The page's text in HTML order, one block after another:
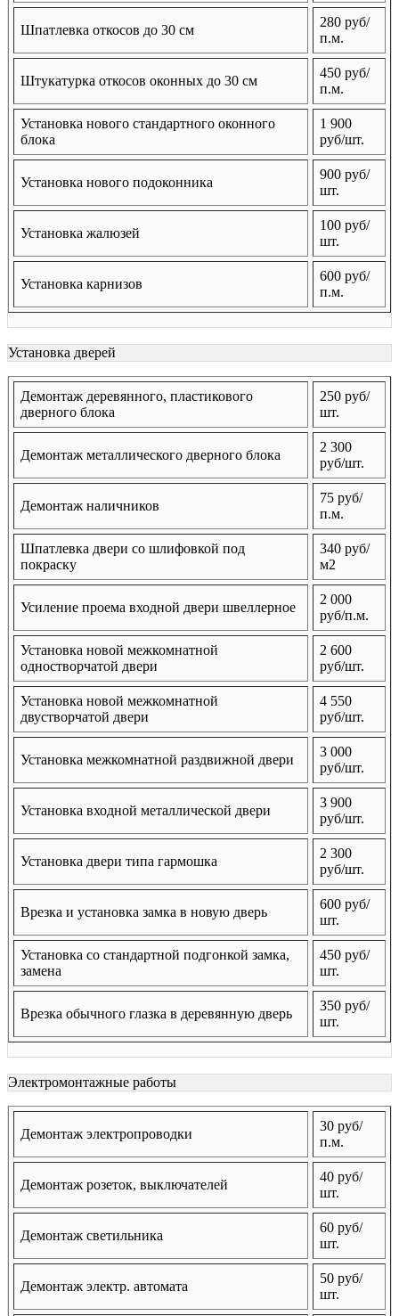
Шпатлевка откосов до 30 см
280 руб/
п.м.
Штукатурка откосов оконных до 30 см
450 руб/
п.м.
Установка нового стандартного оконного
блока
1 900
руб/шт.
Установка нового подоконника
900 руб/
шт.
Установка жалюзей
100 руб/
шт.
Установка карнизов
600 руб/
п.м.
Установка дверей
Демонтаж деревянного, пластикового
дверного блока
250 руб/
шт.
Демонтаж металлического дверного блока
2 300
руб/шт.
Демонтаж наличников
75 руб/
п.м.
Шпатлевка двери со шлифовкой под
покраску
340 руб/
м2
Усиление проема входной двери швеллерное
2 000
руб/п.м.
Установка новой межкомнатной
одностворчатой двери
2 600
руб/шт.
Установка новой межкомнатной
двустворчатой двери
4 550
руб/шт.
Установка межкомнатной раздвижной двери
3 000
руб/шт.
Установка входной металлической двери
3 900
руб/шт.
Установка двери типа гармошка
2 300
руб/шт.
Врезка и установка замка в новую дверь
600 руб/
шт.
Установка со стандартной подгонкой замка,
замена
450 руб/
шт.
Врезка обычного глазка в деревянную дверь
350 руб/
шт.
Электромонтажные работы
Демонтаж электропроводки
30 руб/
п.м.
Демонтаж розеток, выключателей
40 руб/
шт.
Демонтаж светильника
60 руб/
шт.
Демонтаж электр. автомата
50 руб/
шт.